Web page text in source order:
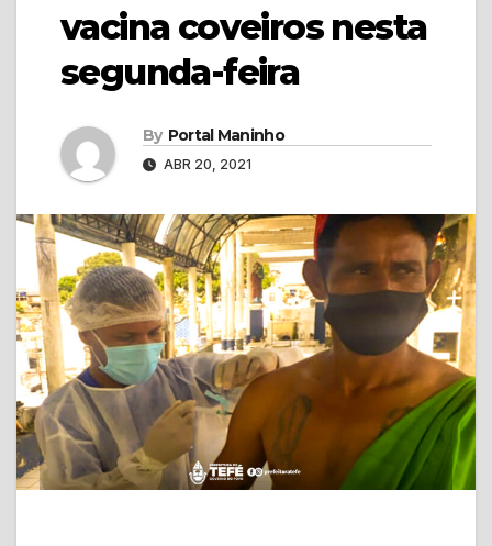
vacina coveiros nesta
segunda-feira
By Portal Maninho
ABR 20, 2021